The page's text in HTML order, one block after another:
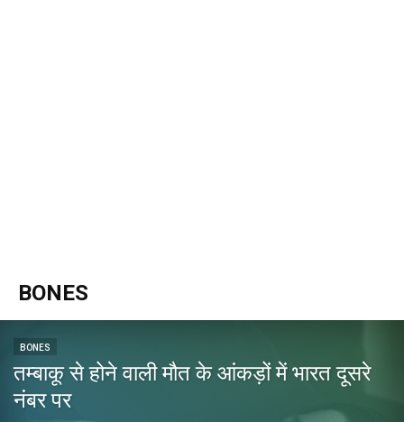
BONES
BONES
तम्बाकू से होने वाली मौत के आंकड़ों में भारत दूसरे
नंबर पर